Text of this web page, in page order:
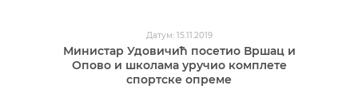
Датум: 15.11.2019
Министар Удовичић посетио Вршац и
Опово и школама уручио комплете
спортске опреме